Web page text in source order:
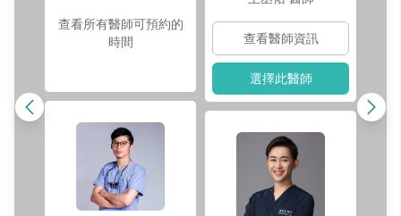
查看所有醫師可預約的
時間
查看醫師資訊
選擇此醫師